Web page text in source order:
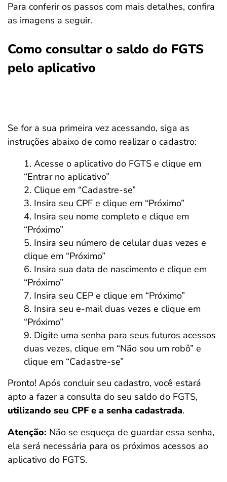
Para conferir os passos com mais detalhes, confira
as imagens a seguir.
Como consultar o saldo do FGTS
pelo aplicativo
Se for a sua primeira vez acessando, siga as
instruções abaixo de como realizar o cadastro:
Acesse o aplicativo do FGTS e clique em
“Entrar no aplicativo”
Clique em “Cadastre-se”
Insira seu CPF e clique em “Próximo”
Insira seu nome completo e clique em
“Próximo”
Insira seu número de celular duas vezes e
clique em “Próximo”
Insira sua data de nascimento e clique em
“Próximo”
Insira seu CEP e clique em “Próximo”
Insira seu e-mail duas vezes e clique em
“Próximo”
Digite uma senha para seus futuros acessos
duas vezes, clique em “Não sou um robô” e
clique em “Cadastre-se”
Pronto! Após concluir seu cadastro, você estará
apto a fazer a consulta do seu saldo do FGTS,
utilizando seu CPF e a senha cadastrada.
Atenção: Não se esqueça de guardar essa senha,
ela será necessária para os próximos acessos ao
aplicativo do FGTS.